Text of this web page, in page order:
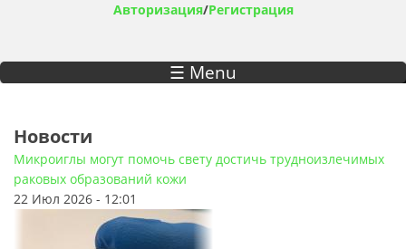
Авторизация/Регистрация
☰ Menu
Новости
Микроиглы могут помочь свету достичь трудноизлечимых
раковых образований кожи
22 Июл 2026 - 12:01